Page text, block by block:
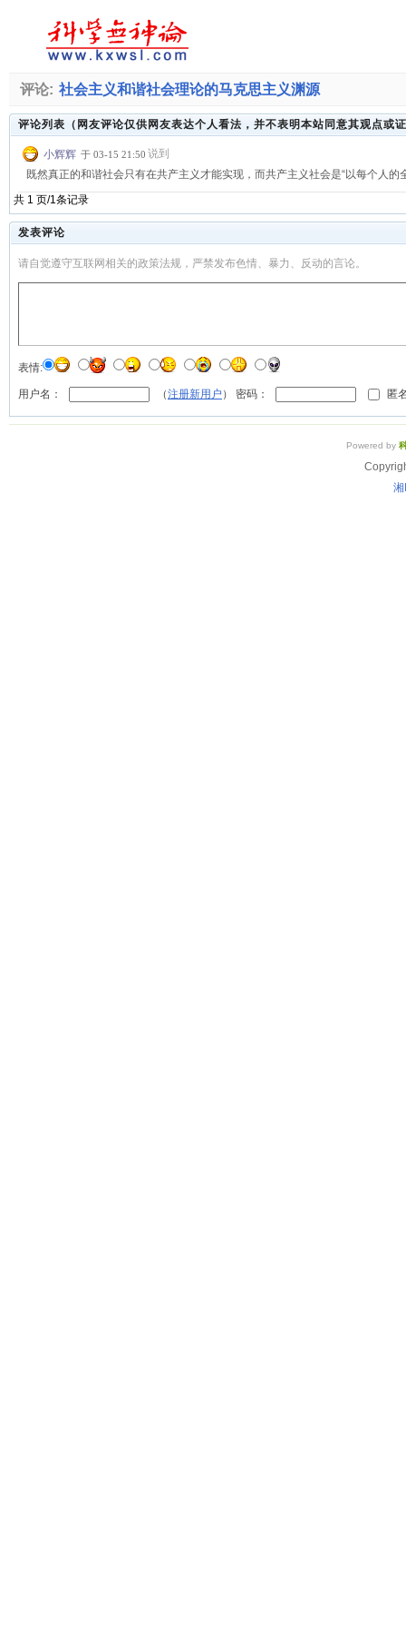
评论: 社会主义和谐社会理论的马克思主义渊源
评论列表（网友评论仅供网友表达个人看法，并不表明本站同意其观点或
小辉辉 于 03-15 21:50 说到
既然真正的和谐社会只有在共产主义才能实现，而共产主义社会是“以每个人
共 1 页/1条记录
发表评论
请自觉遵守互联网相关的政策法规，严禁发布色情、暴力、反动的言论。
表情:
用户名： （注册新用户 ） 密码： 匿
Powered by